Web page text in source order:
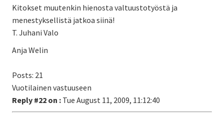
Kitokset muutenkin hienosta valtuustotyöstä ja
menestyksellistä jatkoa siinä!
T. Juhani Valo
Anja Welin
Posts: 21
Vuotilainen vastuuseen
Reply #22 on : Tue August 11, 2009, 11:12:40